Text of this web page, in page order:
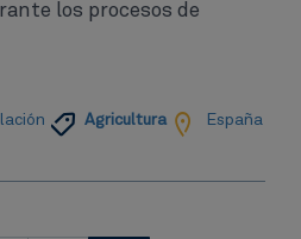
los procesos de
Agricultura España